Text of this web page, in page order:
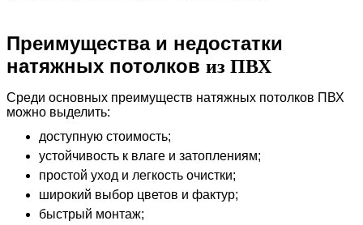
Преимущества и недостатки
натяжных потолков из ПВХ
Среди основных преимуществ натяжных потолков ПВХ
можно выделить:
доступную стоимость;
устойчивость к влаге и затоплениям;
простой уход и легкость очистки;
широкий выбор цветов и фактур;
быстрый монтаж;